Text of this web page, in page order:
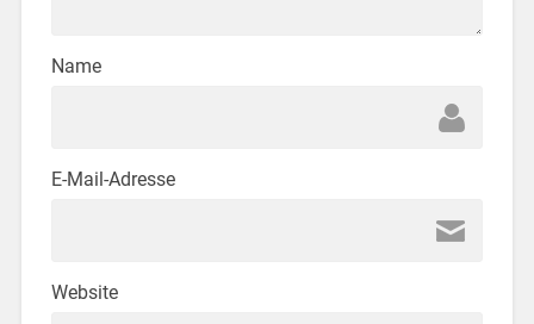
Name
E-Mail-Adresse
Website